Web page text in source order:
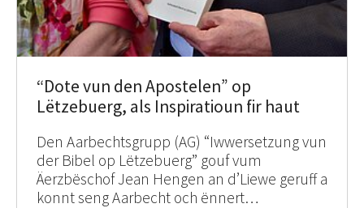
“Dote vun den Apostelen” op
Lëtzebuerg, als Inspiratioun fir haut
Den Aarbechtsgrupp (AG) “Iwwersetzung vun
der Bibel op Lëtzebuerg” gouf vum
Äerzbëschof Jean Hengen an d’Liewe geruff a
konnt seng Aarbecht och ënnert…